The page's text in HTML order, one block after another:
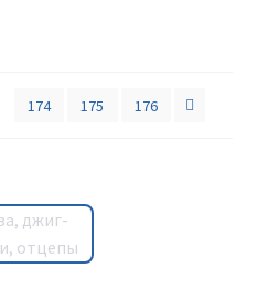
174 175 176